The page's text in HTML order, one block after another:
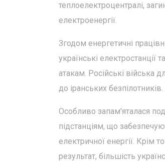
теплоелектроцентралі,
електроенергії.
Згодом енергетичні
українські електростанції
атакам. Російські війська
до іранських безпілотників.
Особливо запам'яталася
підстанціям, що
електричної енергії. Крім
результат, більшість